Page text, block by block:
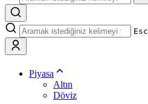
Esc
Piyasa
Altın
Döviz